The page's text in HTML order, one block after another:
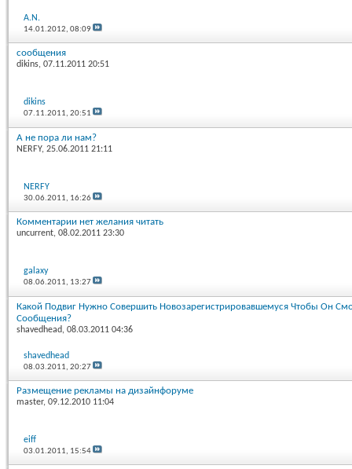
A.N.
14.01.2012,08:09
сообщения
dikins, 07.11.2011 20:51
dikins
07.11.2011,20:51
А не пора ли нам?
NERFY, 25.06.2011 21:11
NERFY
30.06.2011, 16:26
Комментарии нет желания читать
uncurrent, 08.02.2011 23:30
galaxy
08.06.2011, 13:27
Какой Подвиг Нужно Совершить Новозарегистрировавшемуся Чтобы Он
Сообщения?
shavedhead, 08.03.2011 04:36
shavedhead
08.03.2011,20:27
Размещение рекламы на дизайнфоруме
master, 09.12.2010 11:04
eiff
03.01.2011, 15:54